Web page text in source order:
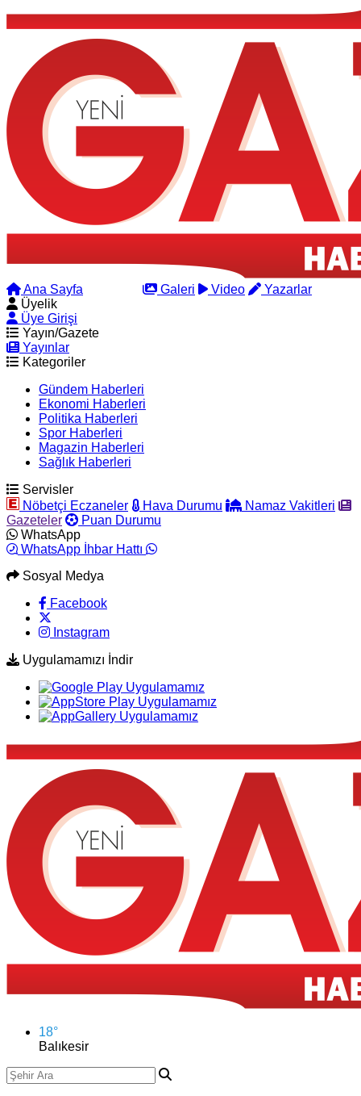
Ana Sayfa Galeri Video
Yazarlar
Üyelik
Üye Girişi
Yayın/Gazete
Yayınlar
Kategoriler
Gündem Haberleri
Ekonomi Haberleri
Politika Haberleri
Spor Haberleri
Magazin Haberleri
Sağlık Haberleri
Servisler
Nöbetçi Eczaneler
Hava Durumu
Namaz Vakitleri
Gazeteler
Puan Durumu
WhatsApp
WhatsApp İhbar Hattı
Sosyal Medya
Facebook
Instagram
Uygulamamızı İndir
18°
Balıkesir